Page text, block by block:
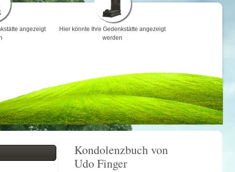
angezeigt
Hier könnte Ihre Gedenkstätte angezeigt
werden
Kondolenzbuch von
Udo Finger